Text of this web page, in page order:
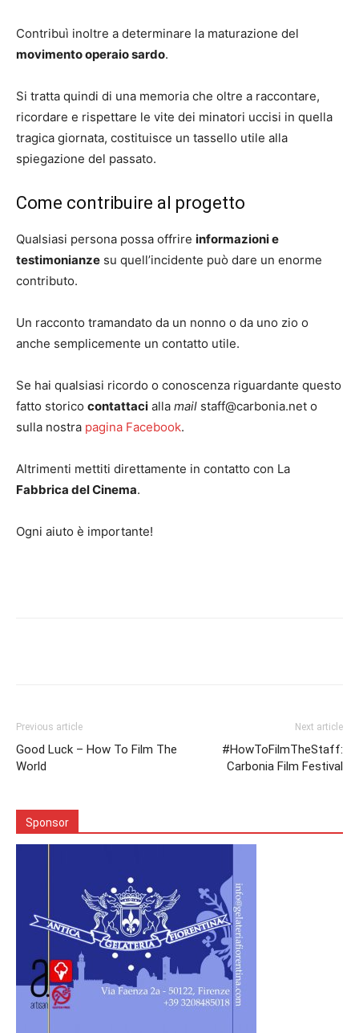
Contribuì inoltre a determinare la maturazione del
movimento operaio sardo.
Si tratta quindi di una memoria che oltre a raccontare,
ricordare e rispettare le vite dei minatori uccisi in quella
tragica giornata, costituisce un tassello utile alla
spiegazione del passato.
Come contribuire al progetto
Qualsiasi persona possa offrire informazioni e
testimonianze su quell’incidente può dare un enorme
contributo.
Un racconto tramandato da un nonno o da uno zio o
anche semplicemente un contatto utile.
Se hai qualsiasi ricordo o conoscenza riguardante questo
fatto storico contattaci alla mail staff@carbonia.net o
sulla nostra pagina Facebook.
Altrimenti mettiti direttamente in contatto con La
Fabbrica del Cinema.
Ogni aiuto è importante!
Previous article
Good Luck – How To Film The
World
Next article
#HowToFilmTheStaff:
Carbonia Film Festival
Sponsor